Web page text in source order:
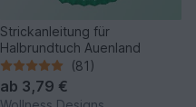
Strickanleitung für
Halbrundtuch Auenland
(81)
ab 3,79 €